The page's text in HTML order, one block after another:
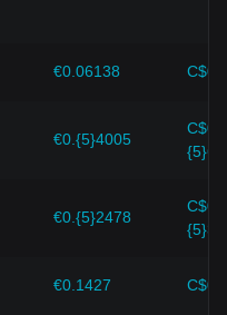
безопасности,
эти факторы,
следить за
€0.06138
€0.{5}4005
C$0.
€0.{5}2478
C$0.
€0.1427